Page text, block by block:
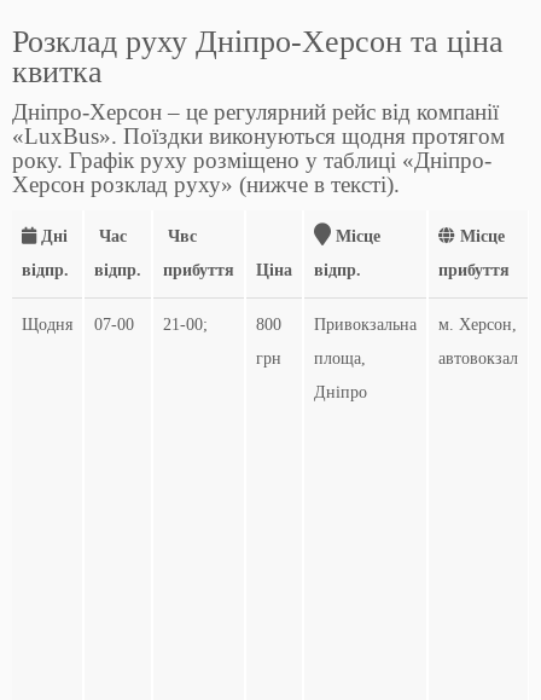
Розклад руху Дніпро-Херсон та ціна
квитка
Дніпро-Херсон – це регулярний рейс від компанії
«LuxBus». Поїздки виконуються щодня протягом
року. Графік руху розміщено у таблиці «Дніпро-
Херсон розклад руху» (нижче в тексті).
Дні
відпр.
Час
відпр.
Чвс
прибуття
Ціна
Місце
відпр.
Місце
прибуття
Щодня 07-00 21-00;
800
грн
Привокзальна
площа,
Дніпро
м. Херсон,
автовокзал